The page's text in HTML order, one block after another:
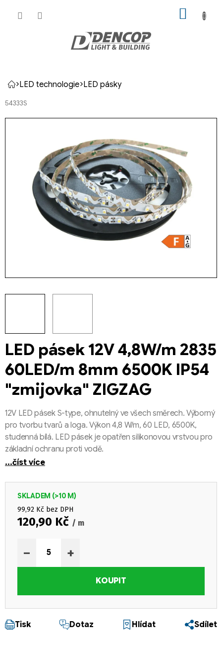
Domů
LED technologie LED pásky
54333S
LED pásek 12V 4,8W/m 2835
60LED/m 8mm 6500K IP54
"zmijovka" ZIGZAG
SKLADEM (>10 M)
120,90 Kč / m
99,92 Kč bez DPH
+
−
KOUPIT
12V LED pásek S-type, ohnutelný ve všech směrech. Výborný
pro tvorbu tvarů a loga. Výkon 4,8 W/m, 60 LED, 6500K,
studenná bílá. LED pásek je opatřen silikonovou vrstvou pro
základní ochranu proti vodě.
...číst více
Tisk Dotaz Hlídat Sdílet